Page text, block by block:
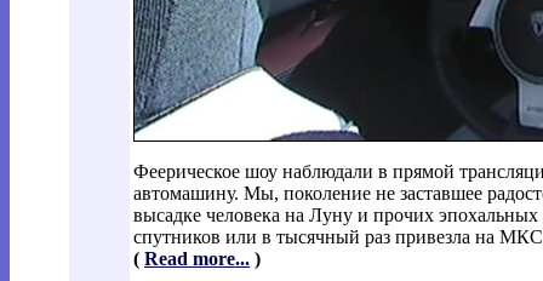
Феерическое шоу наблюдали в прямой
автомашину. Мы, поколение не заставшее
высадке человека на Луну и прочих
спутников или в тысячный раз привезла на МКС
( Read more... )